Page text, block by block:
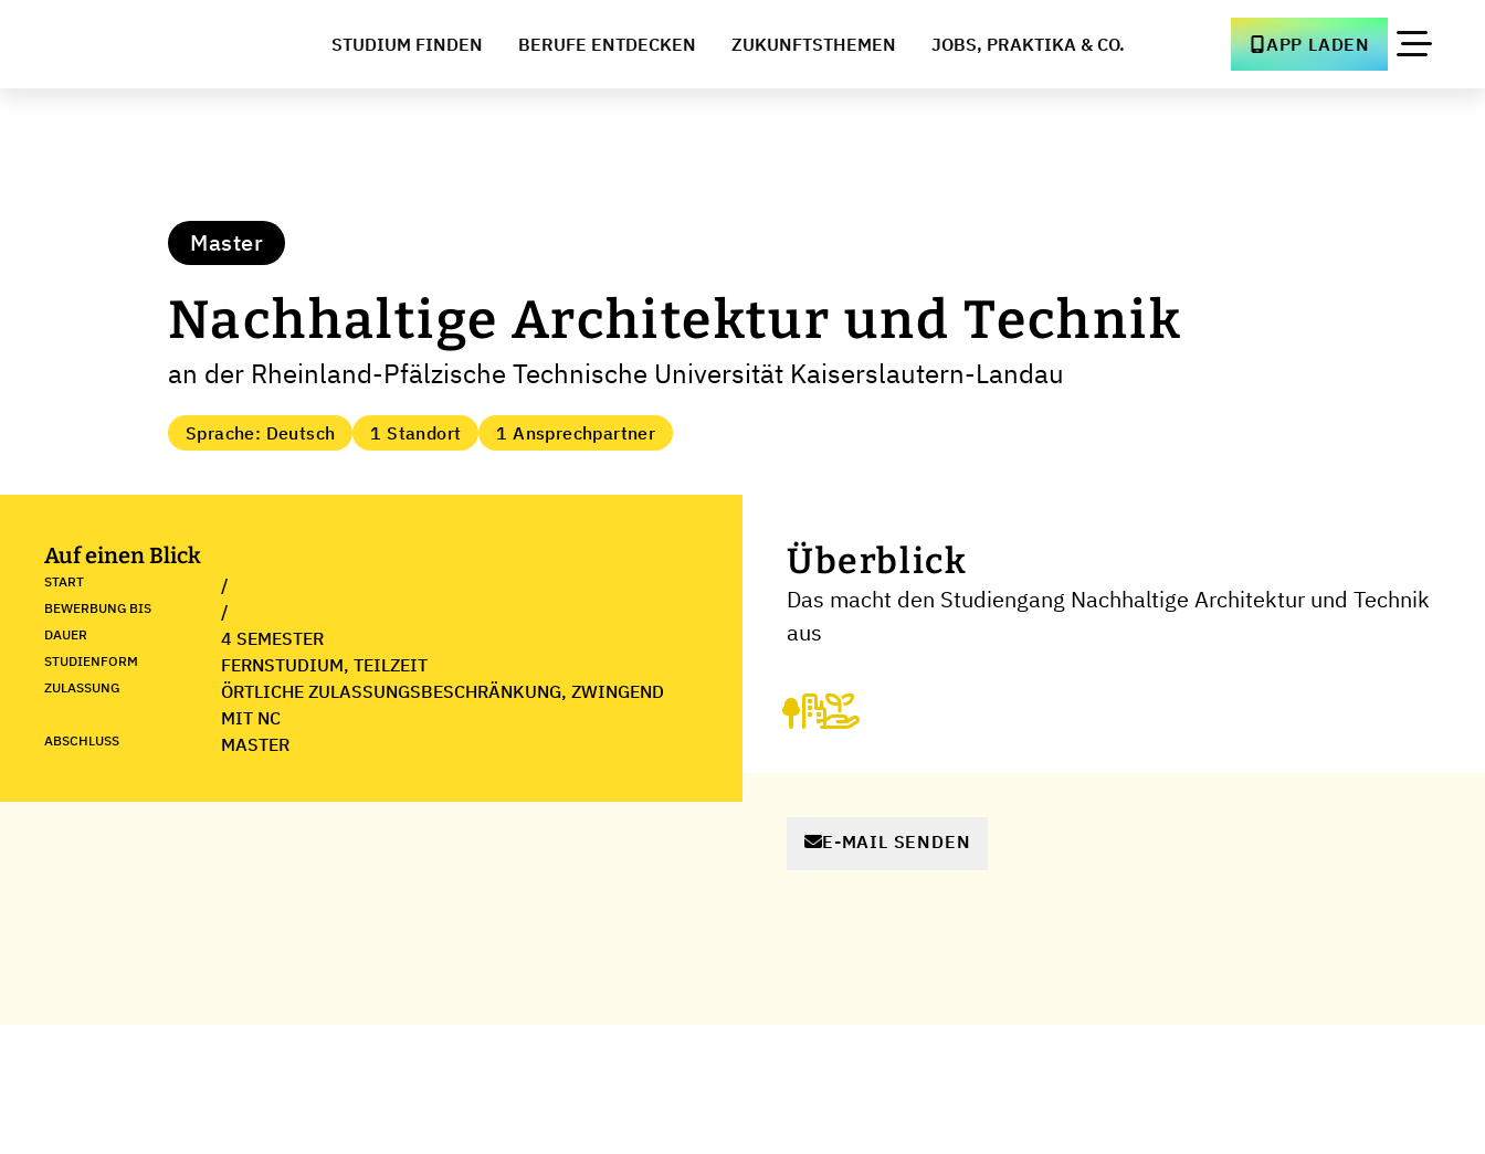
STUDIUM FINDEN BERUFE ENTDECKEN ZUKUNFTSTHEMEN JOBS, PRAKTIKA & CO. APP LADEN
Master
Nachhaltige Architektur und Technik
an der Rheinland-Pfälzische Technische Universität Kaiserslautern-Landau
Sprache: Deutsch 1 Standort 1 Ansprechpartner
Auf einen Blick
START /
BEWERBUNG BIS /
DAUER 4 SEMESTER
STUDIENFORM FERNSTUDIUM, TEILZEIT
ZULASSUNG
ÖRTLICHE ZULASSUNGSBESCHRÄNKUNG, ZWINGEND
MIT NC
ABSCHLUSS MASTER
Überblick
Das macht den Studiengang Nachhaltige Architektur und Technik
aus
E-MAIL SENDEN